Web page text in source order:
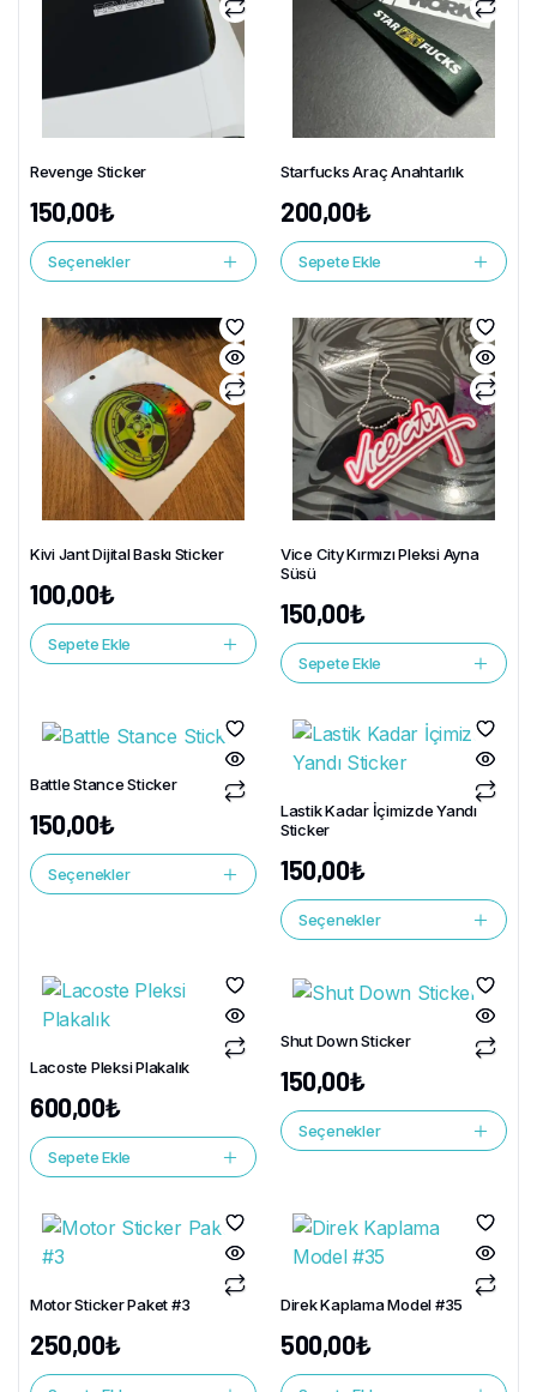
Revenge Sticker
150,00₺
Seçenekler
Starfucks Araç Anahtarlık
200,00₺
Sepete Ekle
Kivi Jant Dijital Baskı Sticker
100,00₺
Sepete Ekle
Vice City Kırmızı Pleksi Ayna
Süsü
150,00₺
Sepete Ekle
Battle Stance Sticker
150,00₺
Seçenekler
Lastik Kadar İçimizde Yandı
Sticker
150,00₺
Seçenekler
Lacoste Pleksi Plakalık
600,00₺
Sepete Ekle
Shut Down Sticker
150,00₺
Seçenekler
Motor Sticker Paket #3
250,00₺
Direk Kaplama Model #35
500,00₺